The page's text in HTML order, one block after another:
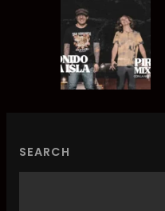
SEARCH